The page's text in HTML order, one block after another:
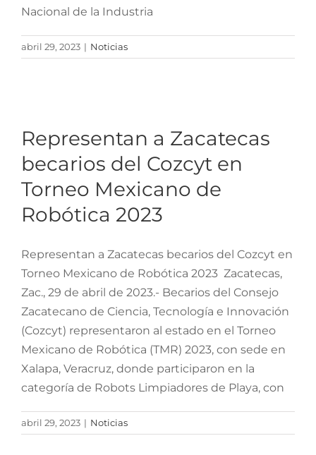
Nacional de la Industria
abril 29, 2023 | Noticias
Torneo Mexicano de
Robótica 2023
Representan a Zacatecas
becarios del Cozcyt en
Torneo Mexicano de
Robótica 2023
Representan a Zacatecas becarios del Cozcyt en
Torneo Mexicano de Robótica 2023 Zacatecas,
Zac., 29 de abril de 2023.- Becarios del Consejo
Zacatecano de Ciencia, Tecnología e Innovación
(Cozcyt) representaron al estado en el Torneo
Mexicano de Robótica (TMR) 2023, con sede en
Xalapa, Veracruz, donde participaron en la
categoría de Robots Limpiadores de Playa, con
abril 29, 2023 | Noticias